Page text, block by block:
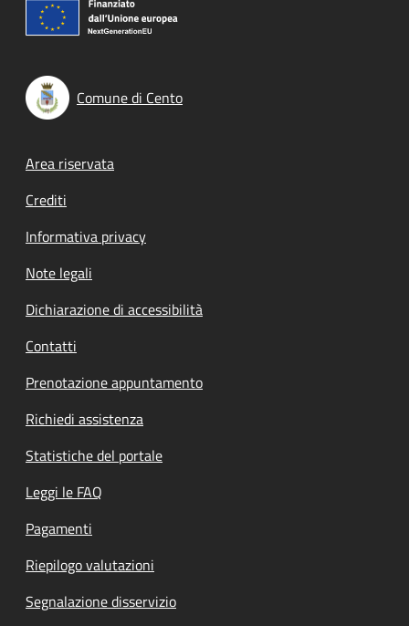
Comune di Cento
Footer menu
Area riservata
Crediti
Informativa privacy
Note legali
Dichiarazione di accessibilità
Contatti
Prenotazione appuntamento
Richiedi assistenza
Statistiche del portale
Leggi le FAQ
Pagamenti
Riepilogo valutazioni
Segnalazione disservizio